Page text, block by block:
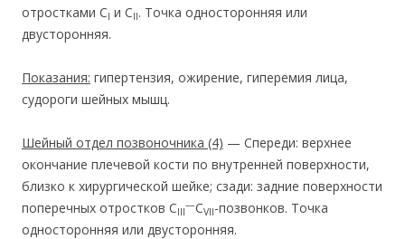
отростками CI и СII. Точка односторонняя или
двусторонняя.
Показания: гипертензия, ожирение, гиперемия лица,
судороги шейных мышц.
Шейный отдел позвоночника (4) — Спереди: верхнее
окончание плечевой кости по внутренней поверхности,
близко к хирургической шейке; сзади: задние поверхности
поперечных отростков CIII
—CVII-позвонков. Точка
односторонняя или двусторонняя.